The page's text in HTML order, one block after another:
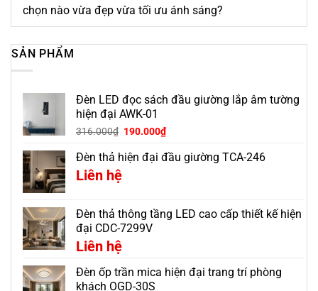
chọn nào vừa đẹp vừa tối ưu ánh sáng?
SẢN PHẨM
Đèn LED đọc sách đầu giường lắp âm tường
hiện đại AWK-01
316.000₫ 190.000₫
Đèn thả hiện đại đầu giường TCA-246
Liên hệ
Đèn thả thông tầng LED cao cấp thiết kế hiện
đại CDC-7299V
Liên hệ
Đèn ốp trần mica hiện đại trang trí phòng
khách OGD-30S